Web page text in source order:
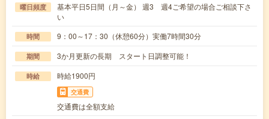
曜日頻度
基本平日5日間（月～金） 週3 週4ご希望の場合ご相談下さ
い
時間 9：00～17：30（休憩60分）実働7時間30分
期間 3か月更新の長期 スタート日調整可能！
時給 時給1900円
交通費
交通費は全額支給